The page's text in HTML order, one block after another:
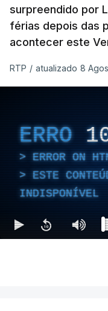
surpreendido por
férias depois das
acontecer este
RTP / atualizado 8
ERRO
ERROR ON
ESTE
INDISPONÍVEL